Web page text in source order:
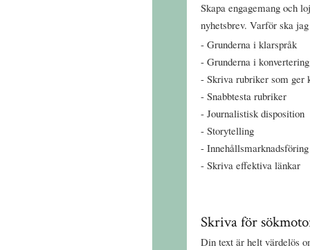
Skapa engagemang och
nyhetsbrev. Varför ska
Grunderna i klarspråk
Grunderna i konvertering
Skriva rubriker som ger
Snabbtesta rubriker
Journalistisk disposition
Storytelling
Innehållsmarknadsföring
Skriva effektiva länkar
Skriva för
Din text är helt värdelös